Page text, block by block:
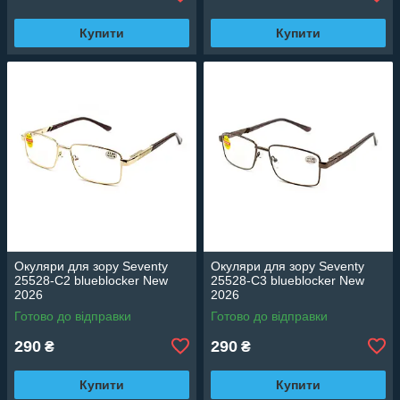
Купити Купити
Окуляри для зору Seventy
25528-C2 blueblocker New
2026
Готово до відправки
290 ₴
Купити
Окуляри для зору Seventy
25528-C3 blueblocker New
2026
Готово до відправки
290 ₴
Купити